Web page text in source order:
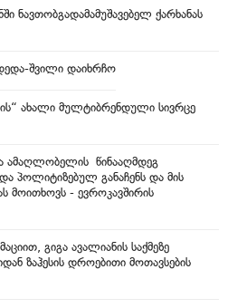
ნავთობგადამამუშავებელ ქარხანას
შვილი დაიხრჩო
ახალი მულტიბრენდული სივრცე
ამაღლობელის წინააღმდეგ
პოლიტიზებულ განაჩენს და მის
მოითხოვს - ევროკავშირის
გიგა ავალიანის საქმეზე
ზაჰესის დროებითი მოთავსების